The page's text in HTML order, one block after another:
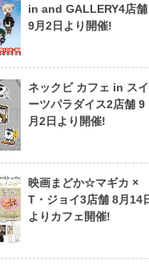
in and GALLERY4店舗
9月2日より開催!
ネックビ カフェ in スイ
ーツパラダイス2店舗 9
月2日より開催!
映画まどか☆マギカ ×
T・ジョイ3店舗 8月14
よりカフェ開催!